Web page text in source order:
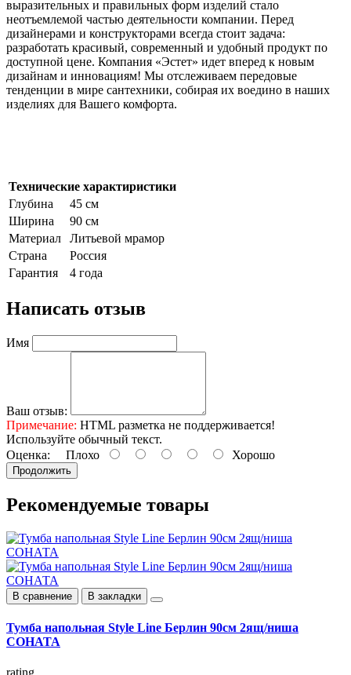
выразительных и правильных форм изделий стало
неотъемлемой частью деятельности компании. Перед
дизайнерами и конструкторами всегда стоит задача:
разработать красивый, современный и удобный продукт по
доступной цене. Компания «Эстет» идет вперед к новым
дизайнам и инновациям! Мы отслеживаем передовые
тенденции в мире сантехники, собирая их воедино в наших
изделиях для Вашего комфорта.
Технические характиристики
Глубина
45 см
Ширина
90 см
Материал
Литьевой мрамор
Страна
Россия
Гарантия
4 года
Написать отзыв
Имя
Ваш отзыв:
Примечание: HTML разметка не поддерживается!
Используйте обычный текст.
Оценка: Плохо Хорошо
Продолжить
Рекомендуемые товары
В сравнение В закладки
Тумба напольная Style Line Берлин 90см 2ящ/ниша
СОНАТА
rating